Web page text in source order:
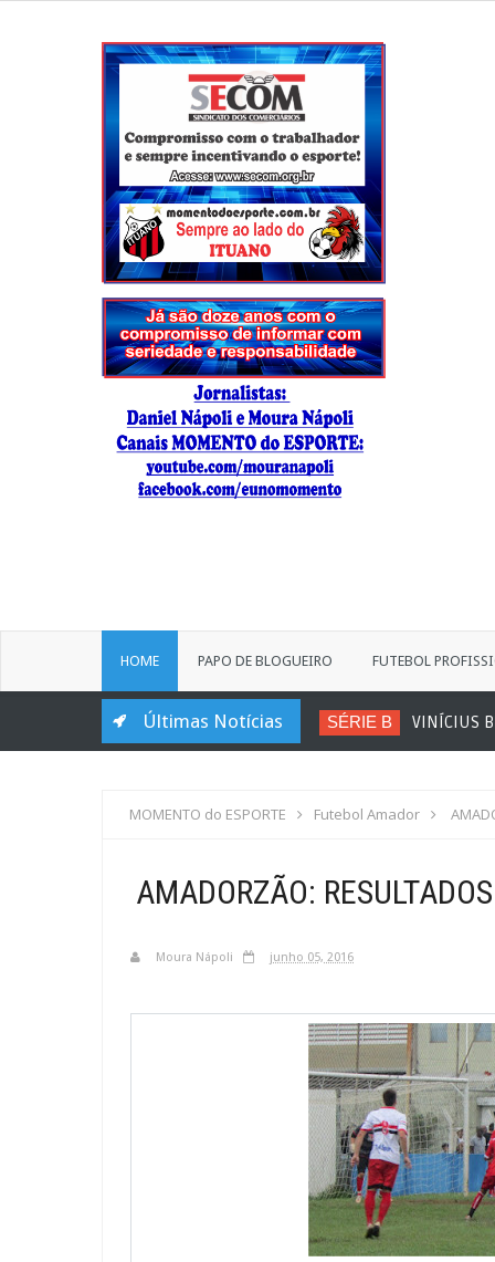
HOME PAPO DE BLOGUEIRO FUTEBOL
Últimas Notícias SÉRIE B VINÍCIUS
MOMENTO do ESPORTE Futebol Amador
AMADORZÃO:
Moura Nápoli junho 05, 2016